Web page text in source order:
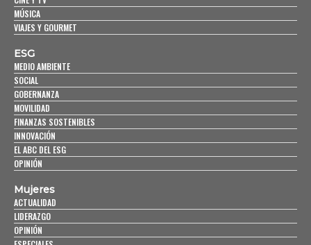
MÚSICA
VIAJES Y GOURMET
ESG
MEDIO AMBIENTE
SOCIAL
GOBERNANZA
MOVILIDAD
FINANZAS SOSTENIBLES
INNOVACIÓN
EL ABC DEL ESG
OPINIÓN
Mujeres
ACTUALIDAD
LIDERAZGO
OPINIÓN